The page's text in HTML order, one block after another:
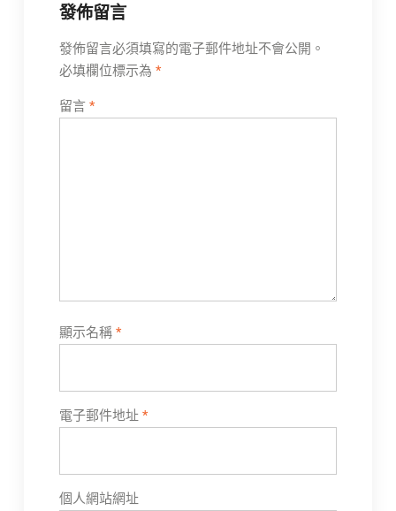
發佈留言
發佈留言必須填寫的電子郵件地址不會公開。
必填欄位標示為 *
留言 *
顯示名稱 *
電子郵件地址 *
個人網站網址